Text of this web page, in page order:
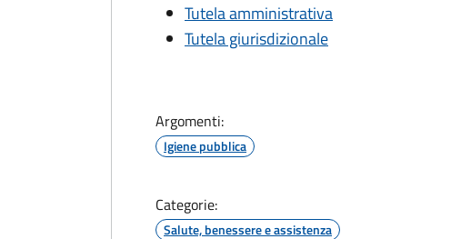
Tutela amministrativa
Tutela giurisdizionale
Argomenti:
Igiene pubblica
Categorie:
Salute, benessere e assistenza